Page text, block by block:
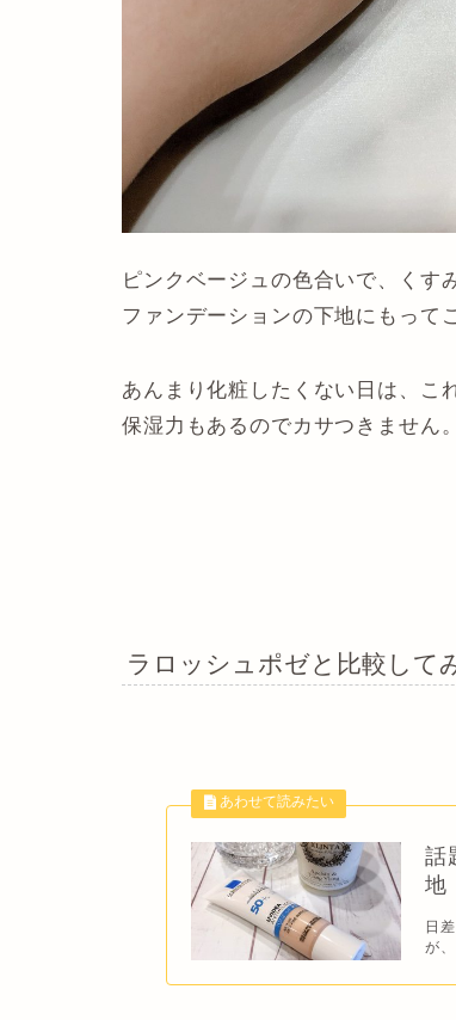
ピンクベージュの色合いで、くす
ファンデーションの下地にもって
あんまり化粧したくない日は、こ
保湿力もあるのでカサつきません。
ラロッシュポゼと比較して
話
地
日
が